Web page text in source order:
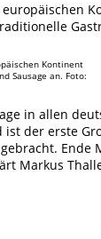
Kontinent
Sausage an. Foto:
in allen
ist der erste
Markus